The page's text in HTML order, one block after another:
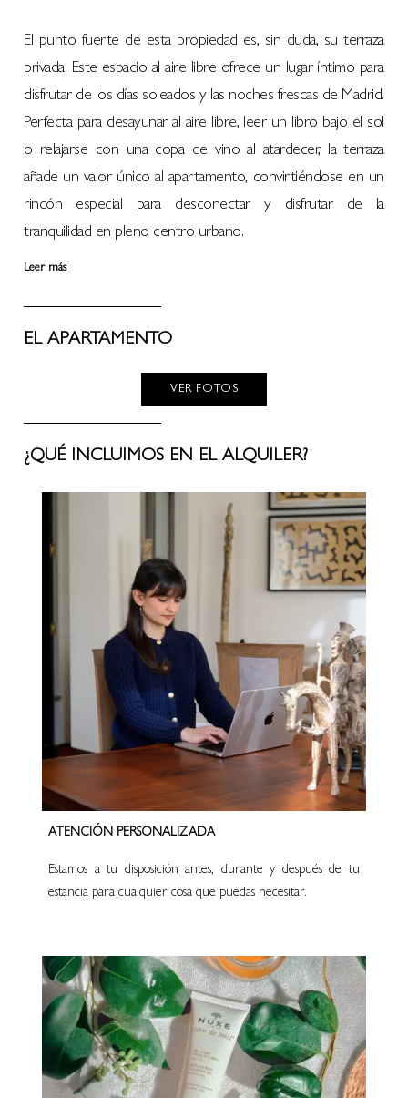
El punto fuerte de esta propiedad es, sin duda, su terraza
privada. Este espacio al aire libre ofrece un lugar íntimo para
disfrutar de los días soleados y las noches frescas de Madrid.
Perfecta para desayunar al aire libre, leer un libro bajo el sol
o relajarse con una copa de vino al atardecer, la terraza
añade un valor único al apartamento, convirtiéndose en un
rincón especial para desconectar y disfrutar de la
tranquilidad en pleno centro urbano.
Leer más
EL APARTAMENTO
VER FOTOS
¿QUÉ INCLUIMOS EN EL ALQUILER?
ATENCIÓN PERSONALIZADA
Estamos a tu disposición antes, durante y después de tu
estancia para cualquier cosa que puedas necesitar.